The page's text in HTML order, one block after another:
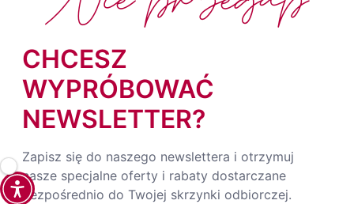
CHCESZ
WYPRÓBOWAĆ
NEWSLETTER?
Zapisz się do naszego newslettera i otrzymuj
nasze specjalne oferty i rabaty dostarczane
bezpośrednio do Twojej skrzynki odbiorczej.